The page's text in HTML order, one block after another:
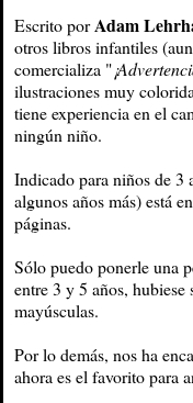
Escrito porAdam
otros libros infantiles
comercializa "
ilustraciones muy
tiene experiencia en el
ningún niño.
Indicado para niños de 3
algunos años más) está
páginas.
Sólo puedo ponerle una
entre 3 y 5 años,
mayúsculas.
Por lo demás, nos ha
ahora es el favorito para